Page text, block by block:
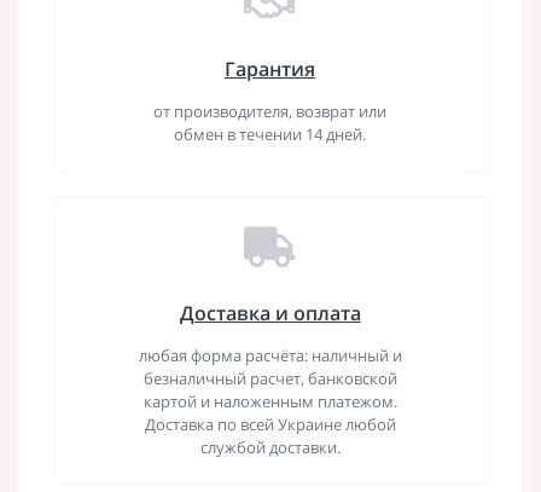
Гарантия
от производителя, возврат или
обмен в течении 14 дней.
Доставка и оплата
любая форма расчёта: наличный и
безналичный расчет, банковской
картой и наложенным платежом.
Доставка по всей Украине любой
службой доставки.